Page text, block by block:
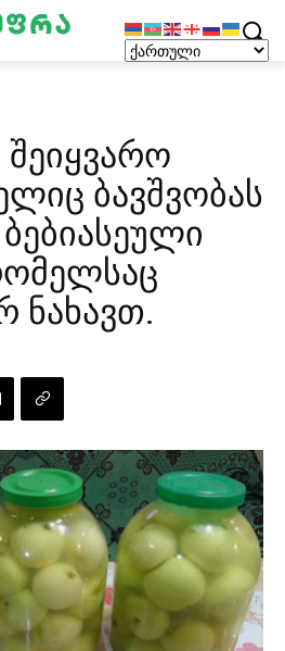
ბავშვობას
ბებიასეული
ნახავთ.